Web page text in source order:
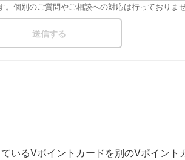
個別のご質問やご相談への対応は行っておりま
いるVポイントカードを別のVポイント